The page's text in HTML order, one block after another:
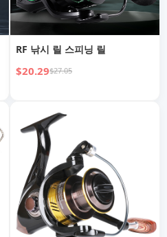
RF 낚시 릴 스피닝 릴
$20.29$27.05